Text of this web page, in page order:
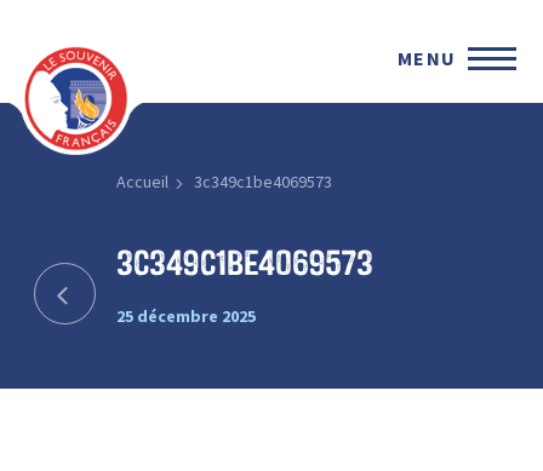
MENU
Accueil 3c349c1be4069573
3c349c1be4069573
25 décembre 2025